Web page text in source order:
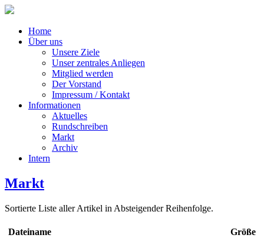
Home
Über uns
Unsere Ziele
Unser zentrales Anliegen
Mitglied werden
Der Vorstand
Impressum / Kontakt
Informationen
Aktuelles
Rundschreiben
Markt
Archiv
Intern
Markt
Sortierte Liste aller Artikel in Absteigender Reihenfolge.
Dateiname
Größe